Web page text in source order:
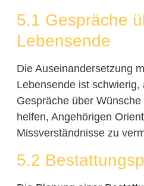
5.1 Gespräche
Lebensende
Die Auseinandersetzung
Lebensende ist
Gespräche über
helfen, Angehörigen
Missverständnisse zu
5.2